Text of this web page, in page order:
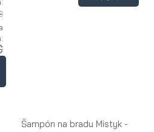
Šampón na bradu Mistyk -